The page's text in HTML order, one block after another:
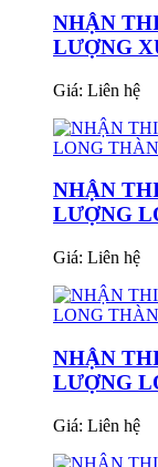
NHẬN
LƯỢNG
Giá: Liên hệ
NHẬN
LƯỢNG
Giá: Liên hệ
NHẬN
LƯỢNG
Giá: Liên hệ